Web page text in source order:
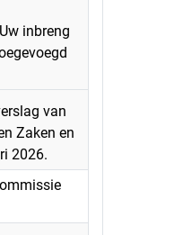
inbreng
van
Zaken en
2026.